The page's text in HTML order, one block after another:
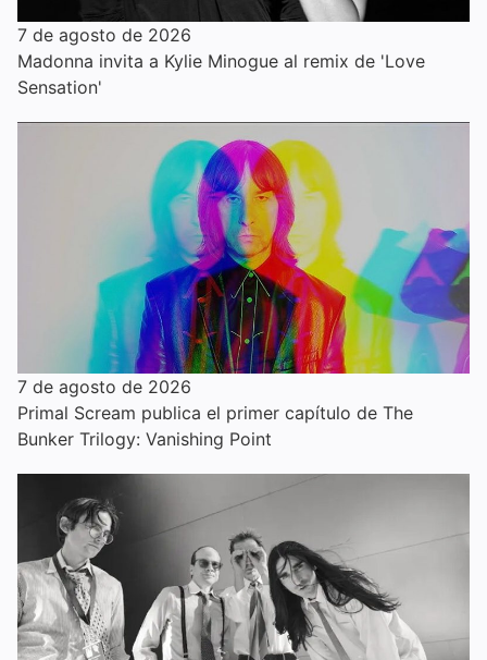
7 de agosto de 2026
Madonna invita a Kylie Minogue al remix de 'Love
Sensation'
7 de agosto de 2026
Primal Scream publica el primer capítulo de The
Bunker Trilogy: Vanishing Point